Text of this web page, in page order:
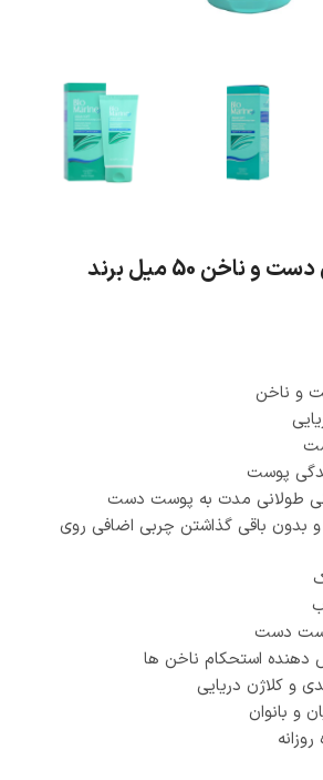
کرم رطوبت رسان دست و ناخن 50 میل برند
و ناخن
پوست
طولانی مدت به پوست دست
بدون باقی گذاشتن چربی اضافی روی
دست
دهنده استحکام ناخن­ ها
و کلاژن دریایی
و بانوان